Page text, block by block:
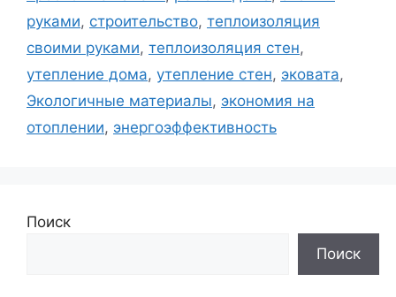
руками, строительство, теплоизоляция
своими руками, теплоизоляция стен,
утепление дома, утепление стен, эковата,
Экологичные материалы, экономия на
отоплении, энергоэффективность
Поиск
Поиск